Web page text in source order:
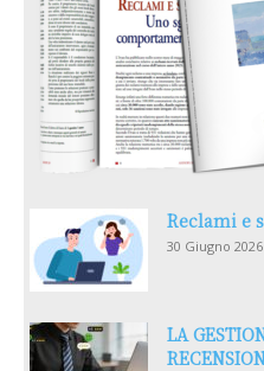
Reclami e
30 Giugno 2026
LA